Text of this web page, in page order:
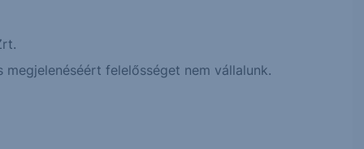
felelősséget nem vállalunk.